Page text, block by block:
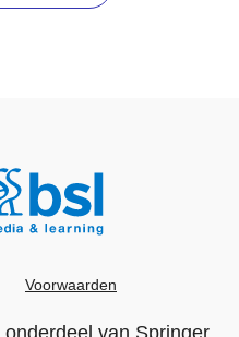
Voorwaarden
, onderdeel van Springer